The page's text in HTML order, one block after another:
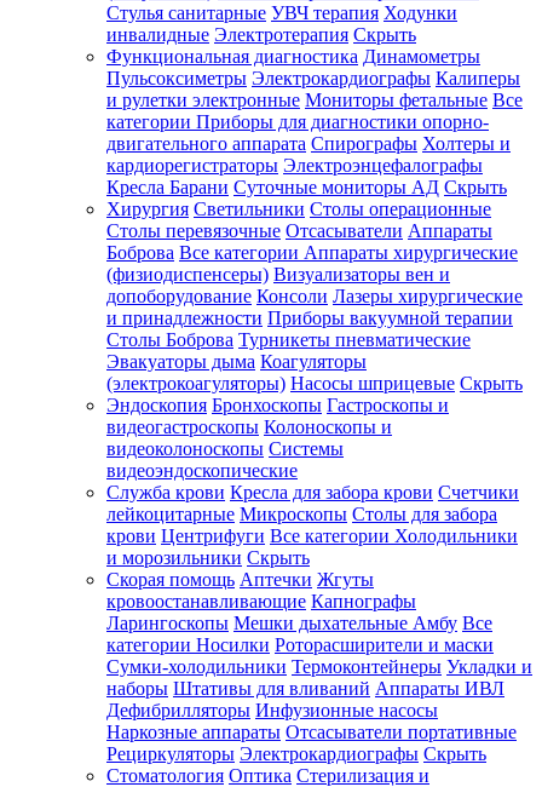
Стулья санитарные УВЧ терапия Ходунки
инвалидные Электротерапия Скрыть
Функциональная диагностика Динамометры
Пульсоксиметры Электрокардиографы Калиперы
и рулетки электронные Мониторы фетальные Все
категории Приборы для диагностики опорно-
двигательного аппарата Спирографы Холтеры и
кардиорегистраторы Электроэнцефалографы
Кресла Барани Суточные мониторы АД Скрыть
Хирургия Светильники Столы операционные
Столы перевязочные Отсасыватели Аппараты
Боброва Все категории Аппараты хирургические
(физиодиспенсеры) Визуализаторы вен и
допоборудование Консоли Лазеры хирургические
и принадлежности Приборы вакуумной терапии
Столы Боброва Турникеты пневматические
Эвакуаторы дыма Коагуляторы
(электрокоагуляторы) Насосы шприцевые Скрыть
Эндоскопия Бронхоскопы Гастроскопы и
видеогастроскопы Колоноскопы и
видеоколоноскопы Системы
видеоэндоскопические
Служба крови Кресла для забора крови Счетчики
лейкоцитарные Микроскопы Столы для забора
крови Центрифуги Все категории Холодильники
и морозильники Скрыть
Скорая помощь Аптечки Жгуты
кровоостанавливающие Капнографы
Ларингоскопы Мешки дыхательные Амбу Все
категории Носилки Роторасширители и маски
Сумки-холодильники Термоконтейнеры Укладки и
наборы Штативы для вливаний Аппараты ИВЛ
Дефибрилляторы Инфузионные насосы
Наркозные аппараты Отсасыватели портативные
Рециркуляторы Электрокардиографы Скрыть
Стоматология Оптика Стерилизация и